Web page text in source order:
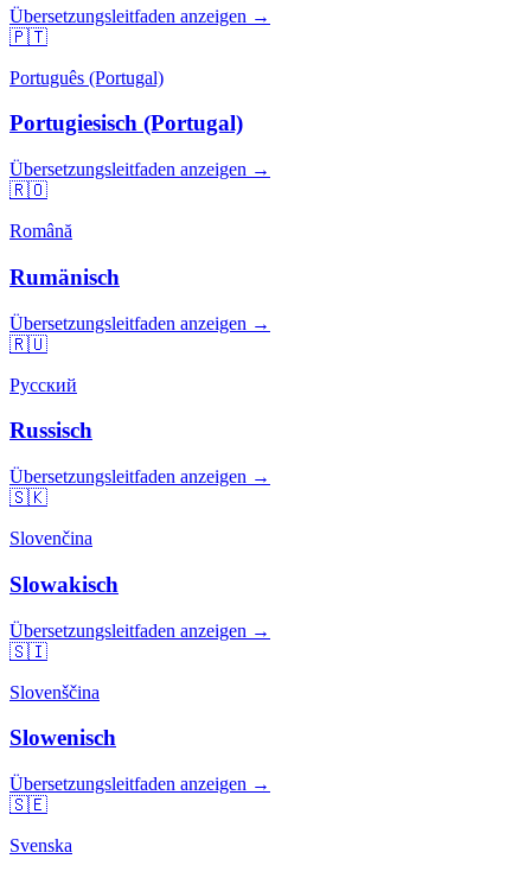
Übersetzungsleitfaden anzeigen →
🇵🇹
Português (Portugal)
Portugiesisch (Portugal)
Übersetzungsleitfaden anzeigen →
🇷🇴
Română
Rumänisch
Übersetzungsleitfaden anzeigen →
🇷🇺
Русский
Russisch
Übersetzungsleitfaden anzeigen →
🇸🇰
Slovenčina
Slowakisch
Übersetzungsleitfaden anzeigen →
🇸🇮
Slovenščina
Slowenisch
Übersetzungsleitfaden anzeigen →
🇸🇪
Svenska